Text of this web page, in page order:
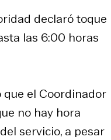
declaró toque
las 6:00 horas
el Coordinador
no hay hora
servicio, a pesar